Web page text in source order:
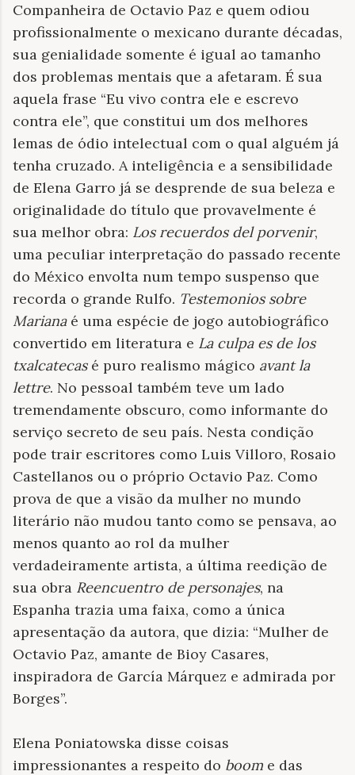
Companheira de Octavio Paz e quem odiou
profissionalmente o mexicano durante décadas,
sua genialidade somente é igual ao tamanho
dos problemas mentais que a afetaram. É sua
aquela frase “Eu vivo contra ele e escrevo
contra ele”, que constitui um dos melhores
lemas de ódio intelectual com o qual alguém já
tenha cruzado. A inteligência e a sensibilidade
de Elena Garro já se desprende de sua beleza e
originalidade do título que provavelmente é
sua melhor obra: Los recuerdos del porvenir,
uma peculiar interpretação do passado recente
do México envolta num tempo suspenso que
recorda o grande Rulfo. Testemonios sobre
Marianaé uma espécie de jogo autobiográfico
convertido em literatura e La culpa es de los
txalcatecasé puro realismo mágico avant la
lettre. No pessoal também teve um lado
tremendamente obscuro, como informante do
serviço secreto de seu país. Nesta condição
pode trair escritores como Luis Villoro, Rosaio
Castellanos ou o próprio Octavio Paz. Como
prova de que a visão da mulher no mundo
literário não mudou tanto como se pensava, ao
menos quanto ao rol da mulher
verdadeiramente artista, a última reedição de
sua obra Reencuentro de personajes, na
Espanha trazia uma faixa, como a única
apresentação da autora, que dizia: “Mulher de
Octavio Paz, amante de Bioy Casares,
inspiradora de García Márquez e admirada por
Borges”.
Elena Poniatowska disse coisas
impressionantes a respeito do boom e das